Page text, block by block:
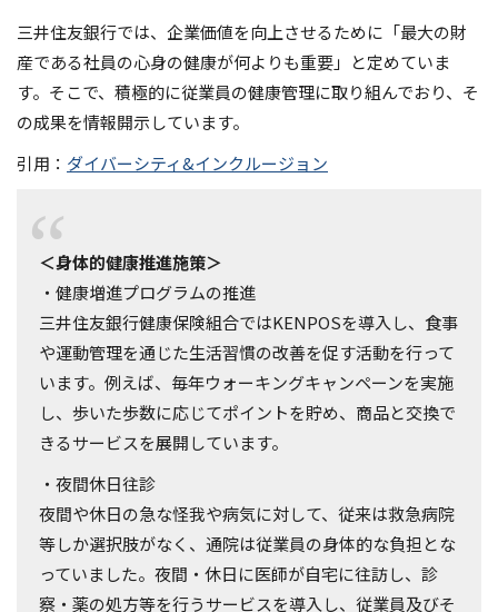
​三井住友銀行では、企業価値を向上させるために「最大の財
産である社員の心身の健康が何よりも重要」と定めていま
す。そこで、積極的に従業員の健康管理に取り組んでおり、そ
の成果を情報開示しています。
引用： ダイバーシティ&インクルージョン
＜身体的健康推進施策＞
・健康増進プログラムの推進
三井住友銀行健康保険組合ではKENPOSを導入し、食事
や運動管理を通じた生活習慣の改善を促す活動を行って
います。例えば、毎年ウォーキングキャンペーンを実施
し、歩いた歩数に応じてポイントを貯め、商品と交換で
きるサービスを展開しています。
・夜間休日往診
夜間や休日の急な怪我や病気に対して、従来は救急病院
等しか選択肢がなく、通院は従業員の身体的な負担とな
っていました。夜間・休日に医師が自宅に往訪し、診
察・薬の処方等を行うサービスを導入し、従業員及びそ